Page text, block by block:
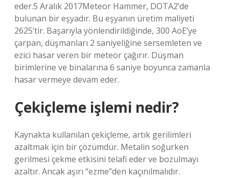
eder.5 Aralık 2017Meteor Hammer, DOTA2’de
bulunan bir eşyadır. Bu eşyanın üretim maliyeti
2625’tir. Başarıyla yönlendirildiğinde, 300 AoE’ye
çarpan, düşmanları 2 saniyeliğine sersemleten ve
ezici hasar veren bir meteor çağırır. Düşman
birimlerine ve binalarına 6 saniye boyunca zamanla
hasar vermeye devam eder.
Çekiçleme işlemi nedir?
Kaynakta kullanılan çekiçleme, artık gerilimleri
azaltmak için bir çözümdür. Metalin soğurken
gerilmesi çekme etkisini telafi eder ve bozulmayı
azaltır. Ancak aşırı “ezme”den kaçınılmalıdır.